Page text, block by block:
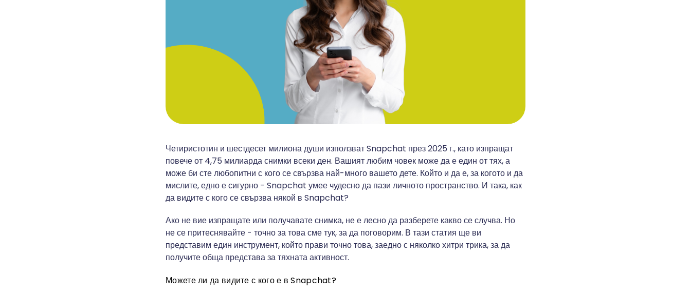
Четиристотин и шестдесет милиона души използват Snapchat през 2025 г., като изпращат
повече от 4,75 милиарда снимки всеки ден. Вашият любим човек може да е един от тях, а
може би сте любопитни с кого се свързва най-много вашето дете. Който и да е, за когото и да
мислите, едно е сигурно - Snapchat умее чудесно да пази личното пространство. И така, как
да видите с кого се свързва някой в Snapchat?
Ако не вие изпращате или получавате снимка, не е лесно да разберете какво се случва. Но
не се притеснявайте - точно за това сме тук, за да поговорим. В тази статия ще ви
представим един инструмент, който прави точно това, заедно с няколко хитри трика, за да
получите обща представа за тяхната активност.
Можете ли да видите с кого е в Snapchat?